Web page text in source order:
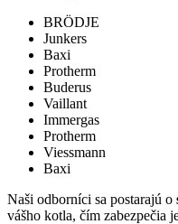
BRÖDJE
Junkers
Baxi
Protherm
Buderus
Vaillant
Immergas
Protherm
Viessmann
Baxi
Naši odborníci sa postarajú o
vášho kotla, čím zabezpečia